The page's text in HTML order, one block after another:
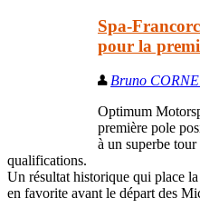
Spa-
pour la
Bruno
Optimum
première pole
à un superbe
qualifications.
Un résultat historique qui place
en favorite avant le départ des